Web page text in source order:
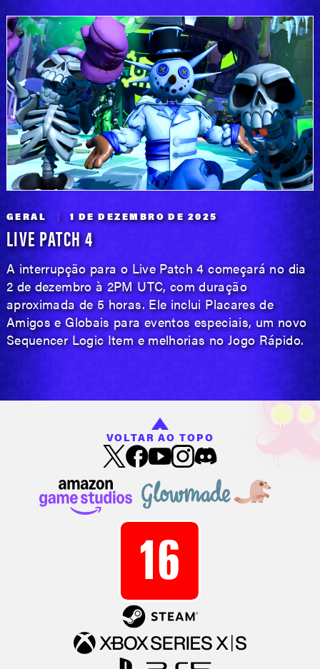
GERAL 1 DE DEZEMBRO DE 2025
LIVE PATCH 4
A interrupção para o Live Patch 4 começará no dia
2 de dezembro à 2PM UTC, com duração
aproximada de 5 horas. Ele inclui Placares de
Amigos e Globais para eventos especiais, um novo
Sequencer Logic Item e melhorias no Jogo Rápido.
VOLTAR AO TOPO